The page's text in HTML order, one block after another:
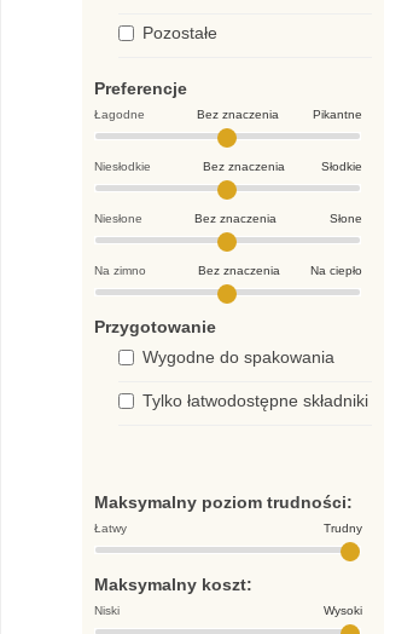
Pozostałe
Preferencje
Łagodne Pikantne
Bez znaczenia
Niesłodkie Słodkie
Bez znaczenia
Niesłone Słone
Bez znaczenia
Na zimno Na ciepło
Bez znaczenia
Przygotowanie
Wygodne do spakowania
Tylko łatwodostępne składniki
Maksymalny poziom trudności:
Łatwy Trudny
Maksymalny koszt:
Niski Wysoki